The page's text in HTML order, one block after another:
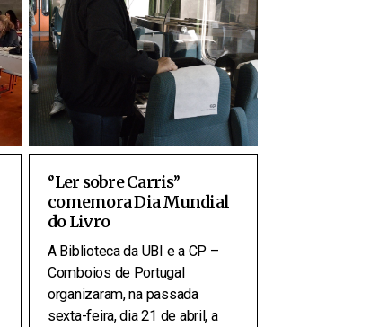
‘’Ler sobre Carris’’
comemora Dia Mundial
do Livro
A Biblioteca da UBI e a CP –
Comboios de Portugal
organizaram, na passada
sexta-feira, dia 21 de abril, a